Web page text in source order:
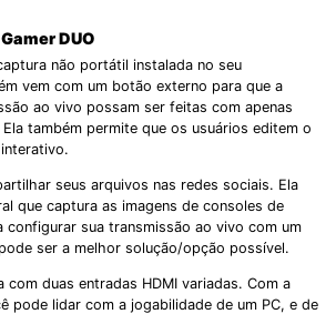
DUO
não portátil instalada no seu
vem com um botão externo para que a
ao vivo possam ser feitas com apenas
também permite que os usuários editem o
seus arquivos nas redes sociais. Ela
que captura as imagens de consoles de
configurar sua transmissão ao vivo com um
ser a melhor solução/opção possível.
com duas entradas HDMI variadas. Com a
pode lidar com a jogabilidade de um PC, e de